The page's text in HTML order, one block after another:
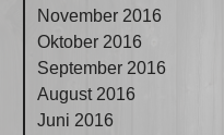
November 2016
Oktober 2016
September 2016
August 2016
Juni 2016